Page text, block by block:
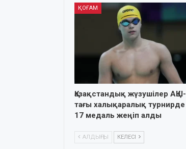
ҚОҒАМ
Қазақстандық жүзушілер АҚШ-
тағы халықаралық турнирде
17 медаль жеңіп алды
АЛДЫҢҒЫ КЕЛЕСІ